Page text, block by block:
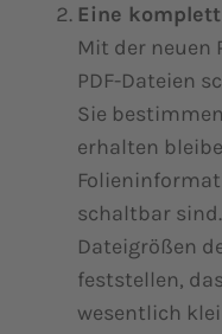
Eine komplett
Mit der neuen
PDF-Dateien
Sie
erhalten
schaltbar
Dateigrößen
feststellen,
wesentlich